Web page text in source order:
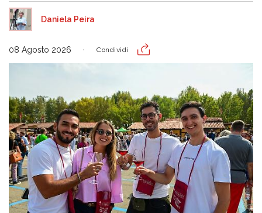
Daniela Peira
08 Agosto 2026 Condividi